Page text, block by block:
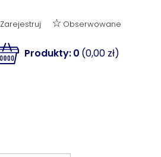
Zarejestruj Obserwowane
Produkty:0 (0,00 zł)